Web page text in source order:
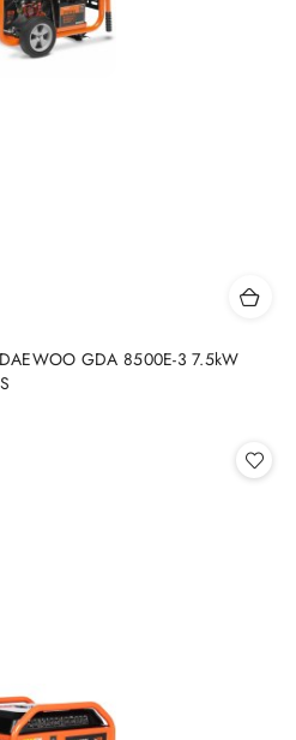
GDA 8500E-3 7.5kW